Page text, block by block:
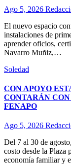
Ago 5, 2026
El nuevo espacio
instalaciones de
aprender oficios,
Navarro Muñiz,…
Soledad
CON APOYO
CONTARÁN
FENAPO
Ago 5, 2026
Del 7 al 30 de
costo desde la Plaza
economía familiar y